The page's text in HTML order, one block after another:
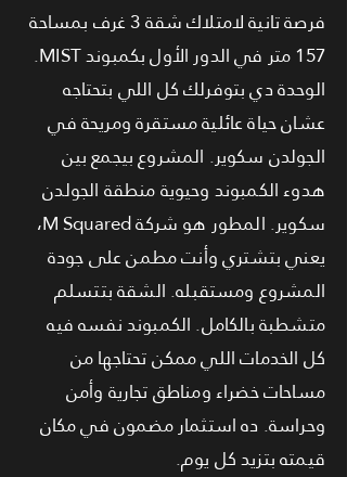
فرصة تانية لامتلاك شقة 3 غرف بمساحة
157 متر في الدور الأول بكمبوند MIST.
الوحدة دي بتوفرلك كل اللي بتحتاجه
عشان حياة عائلية مستقرة ومريحة في
الجولدن سكوير. المشروع بيجمع بين
هدوء الكمبوند وحيوية منطقة الجولدن
سكوير. المطور هو شركة M Squared،
يعني بتشتري وأنت مطمن على جودة
المشروع ومستقبله. الشقة بتتسلم
متشطبة بالكامل. الكمبوند نفسه فيه
كل الخدمات اللي ممكن تحتاجها من
مساحات خضراء ومناطق تجارية وأمن
وحراسة. ده استثمار مضمون في مكان
قيمته بتزيد كل يوم.